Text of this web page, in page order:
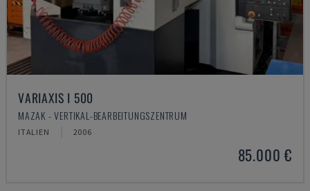
VARIAXIS I 500
MAZAK - VERTIKAL-BEARBEITUNGSZENTRUM
ITALIEN 2006
85.000 €